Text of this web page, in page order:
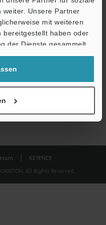
weiter. Unsere Partner
mit weiteren
bereitgestellt haben oder
der Dienste gesammelt
werden niemals
KEYENCE
All Rights Reserved.